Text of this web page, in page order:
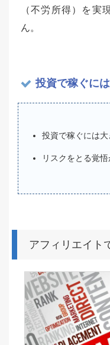
（不労所得）を実
ん。
投資で稼ぐには
投資で稼ぐには大
リスクをとる覚悟
アフィリエイト